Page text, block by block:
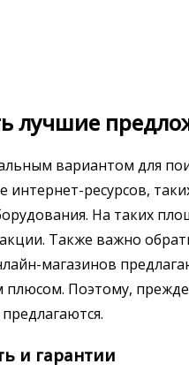
лучшие
вариантом для
интернет-ресурсов,
На таких
Также важно
магазинов
Поэтому,
и гарантии